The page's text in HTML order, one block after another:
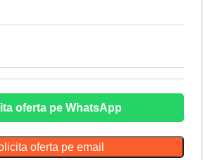
oferta pe WhatsApp
oferta pe email